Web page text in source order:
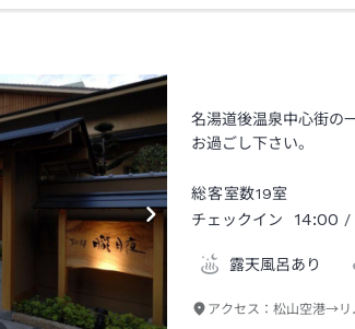
名湯道後温泉中心街の
お過ごし下さい。
総客室数19室
チェックイン
14:00 /
露天風呂あり
アクセス：松山空港→リ